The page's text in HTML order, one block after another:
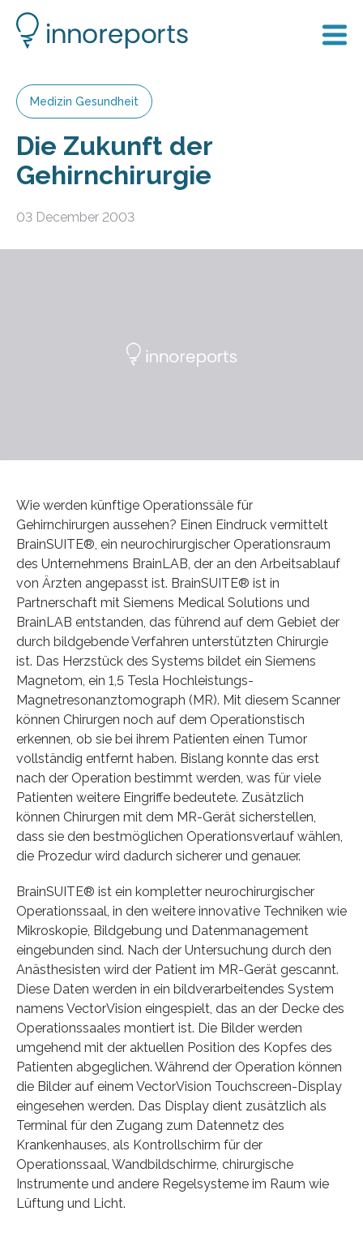
Medizin Gesundheit
Die Zukunft der
Gehirnchirurgie
03 December 2003
Wie werden künftige Operationssäle für
Gehirnchirurgen aussehen? Einen Eindruck vermittelt
BrainSUITE®, ein neurochirurgischer Operationsraum
des Unternehmens BrainLAB, der an den Arbeitsablauf
von Ärzten angepasst ist. BrainSUITE® ist in
Partnerschaft mit Siemens Medical Solutions und
BrainLAB entstanden, das führend auf dem Gebiet der
durch bildgebende Verfahren unterstützten Chirurgie
ist. Das Herzstück des Systems bildet ein Siemens
Magnetom, ein 1,5 Tesla Hochleistungs-
Magnetresonanztomograph (MR). Mit diesem Scanner
können Chirurgen noch auf dem Operationstisch
erkennen, ob sie bei ihrem Patienten einen Tumor
vollständig entfernt haben. Bislang konnte das erst
nach der Operation bestimmt werden, was für viele
Patienten weitere Eingriffe bedeutete. Zusätzlich
können Chirurgen mit dem MR-Gerät sicherstellen,
dass sie den bestmöglichen Operationsverlauf wählen,
die Prozedur wird dadurch sicherer und genauer.
BrainSUITE® ist ein kompletter neurochirurgischer
Operationssaal, in den weitere innovative Techniken wie
Mikroskopie, Bildgebung und Datenmanagement
eingebunden sind. Nach der Untersuchung durch den
Anästhesisten wird der Patient im MR-Gerät gescannt.
Diese Daten werden in ein bildverarbeitendes System
namens VectorVision eingespielt, das an der Decke des
Operationssaales montiert ist. Die Bilder werden
umgehend mit der aktuellen Position des Kopfes des
Patienten abgeglichen. Während der Operation können
die Bilder auf einem VectorVision Touchscreen-Display
eingesehen werden. Das Display dient zusätzlich als
Terminal für den Zugang zum Datennetz des
Krankenhauses, als Kontrollschirm für der
Operationssaal, Wandbildschirme, chirurgische
Instrumente und andere Regelsysteme im Raum wie
Lüftung und Licht.